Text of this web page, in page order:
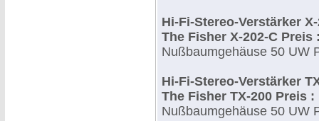
Hi-Fi-Stereo-Verstärker
The Fisher X-202-C Preis
Nußbaumgehäuse 50 UW
Hi-Fi-Stereo-Verstärker
The Fisher TX-200 Preis :
Nußbaumgehäuse 50 UW